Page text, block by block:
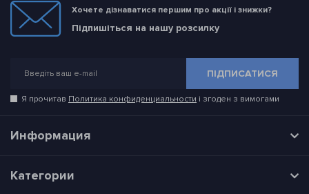
Хочете дізнаватися першим про акції і знижки?
Підпишіться на нашу розсилку
ПІДПИСАТИСЯ
Я прочитав Политика конфиденциальности і згоден з вимогами
Информация
Категории